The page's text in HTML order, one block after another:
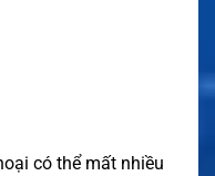
có thể mất nhiều